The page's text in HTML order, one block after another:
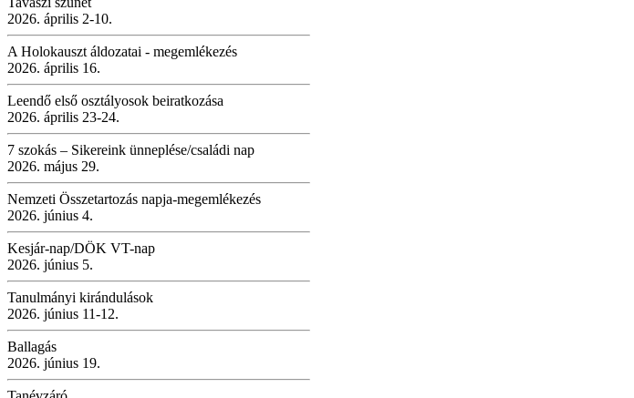
2026. április 2-10.
A Holokauszt áldozatai - megemlékezés
2026. április 16.
Leendő első osztályosok beiratkozása
2026. április 23-24.
7 szokás – Sikereink ünneplése/családi nap
2026. május 29.
Nemzeti Összetartozás napja-megemlékezés
2026. június 4.
Kesjár-nap/DÖK VT-nap
2026. június 5.
Tanulmányi kirándulások
2026. június 11-12.
Ballagás
2026. június 19.